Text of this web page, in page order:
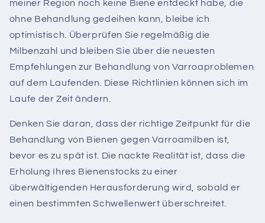
meiner Region noch keine Biene entdeckt habe, die
ohne Behandlung gedeihen kann, bleibe ich
optimistisch. Überprüfen Sie regelmäßig die
Milbenzahl und bleiben Sie über die neuesten
Empfehlungen zur Behandlung von Varroaproblemen
auf dem Laufenden. Diese Richtlinien können sich im
Laufe der Zeit ändern.
Denken Sie daran, dass der richtige Zeitpunkt für die
Behandlung von Bienen gegen Varroamilben ist,
bevor es zu spät ist. Die nackte Realität ist, dass die
Erholung Ihres Bienenstocks zu einer
überwältigenden Herausforderung wird, sobald er
einen bestimmten Schwellenwert überschreitet.